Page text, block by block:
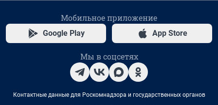
Мобильное приложение
Google Play App Store
Мы в соцсетях
Контактные данные для Роскомнадзора и государственных органов